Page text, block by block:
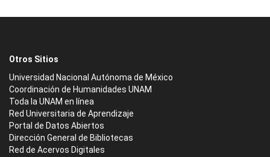
Otros Sitios
Universidad Nacional Autónoma de México
Coordinación de Humanidades UNAM
Toda la UNAM en línea
Red Universitaria de Aprendizaje
Portal de Datos Abiertos
Dirección General de Bibliotecas
Red de Acervos Digitales